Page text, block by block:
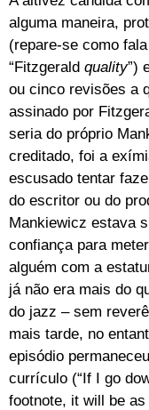
alguma maneira,
(repare-se como
“Fitzgerald quality”)
ou cinco revisões a
assinado por
seria do próprio
creditado, foi a
escusado tentar
do escritor ou do
Mankiewicz estava
confiança para
alguém com a
já não era mais do
do jazz – sem
mais tarde, no
episódio
currículo (“If I go
footnote, it will be